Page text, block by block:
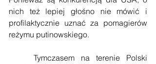
nich też lepiej głośno nie mówić i
profilaktycznie uznać za pomagierów
reżymu putinowskiego.
Tymczasem na terenie Polski